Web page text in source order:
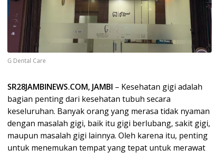
G Dental Care
SR28JAMBINEWS.COM, JAMBI – Kesehatan gigi adalah
bagian penting dari kesehatan tubuh secara
keseluruhan. Banyak orang yang merasa tidak nyaman
dengan masalah gigi, baik itu gigi berlubang, sakit gigi,
maupun masalah gigi lainnya. Oleh karena itu, penting
untuk menemukan tempat yang tepat untuk merawat